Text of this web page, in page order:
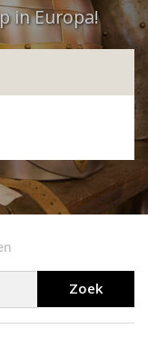
in Europa!
Zoek